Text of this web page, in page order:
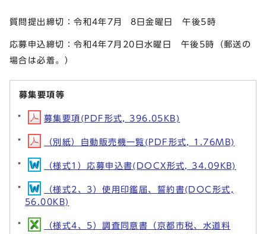
質問提出締切：令和4年7月 8日金曜日 午後5時
応募申込締切：令和4年7月20日水曜日 午後5時（郵送の
場合は必着。）
募集要項等
募集要項(PDF形式, 396.05KB)
（別紙）自動販売機一覧(PDF形式, 1.76MB)
（様式1）応募申込書(DOCX形式, 34.09KB)
（様式2、3）使用印鑑届、誓約書(DOC形式,
56.00KB)
（様式4、5）調査同意書（京都市税、水道料